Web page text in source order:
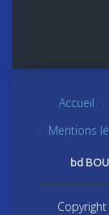
Accueil
Mentions
bd